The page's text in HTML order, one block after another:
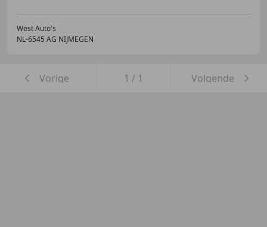
West Auto's
NL-6545 AG NIJMEGEN
Vorige 1 / 1 Volgende